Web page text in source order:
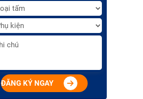
ĐĂNG KÝ NGAY